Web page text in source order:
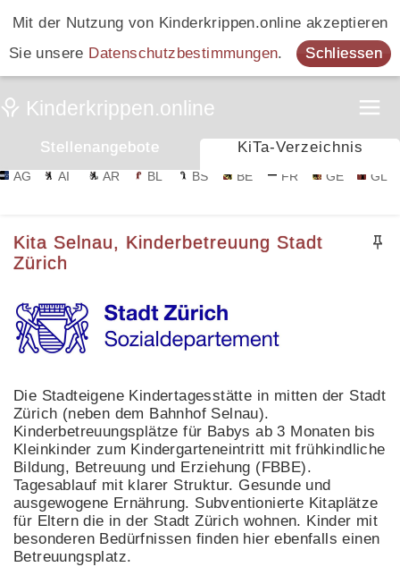
Mit der Nutzung von Kinderkrippen.online akzeptieren
Sie unsere Datenschutzbestimmungen. Schliessen
Stellenangebote KiTa-Verzeichnis
AG AI AR BL BS BE FR GE GL
Kita Selnau, Kinderbetreuung Stadt
Zürich
Die Stadteigene Kindertagesstätte in mitten der Stadt
Zürich (neben dem Bahnhof Selnau).
Kinderbetreuungsplätze für Babys ab 3 Monaten bis
Kleinkinder zum Kindergarteneintritt mit frühkindliche
Bildung, Betreuung und Erziehung (FBBE).
Tagesablauf mit klarer Struktur. Gesunde und
ausgewogene Ernährung. Subventionierte Kitaplätze
für Eltern die in der Stadt Zürich wohnen. Kinder mit
besonderen Bedürfnissen finden hier ebenfalls einen
Betreuungsplatz.